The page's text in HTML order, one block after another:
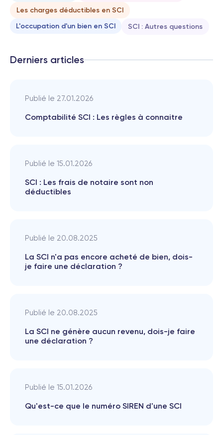
Les charges déductibles en SCI
L'occupation d'un bien en SCI
SCI : Autres questions
Derniers articles
Publié le 27.01.2026
Comptabilité SCI : Les règles à connaitre
Publié le 15.01.2026
SCI : Les frais de notaire sont non
déductibles
Publié le 20.08.2025
La SCI n'a pas encore acheté de bien, dois-
je faire une déclaration ?
Publié le 20.08.2025
La SCI ne génère aucun revenu, dois-je faire
une déclaration ?
Publié le 15.01.2026
Qu'est-ce que le numéro SIREN d'une SCI